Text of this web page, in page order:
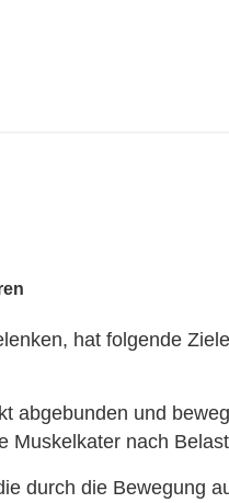
hat folgende
abgebunden und
nach
durch die Bewegung